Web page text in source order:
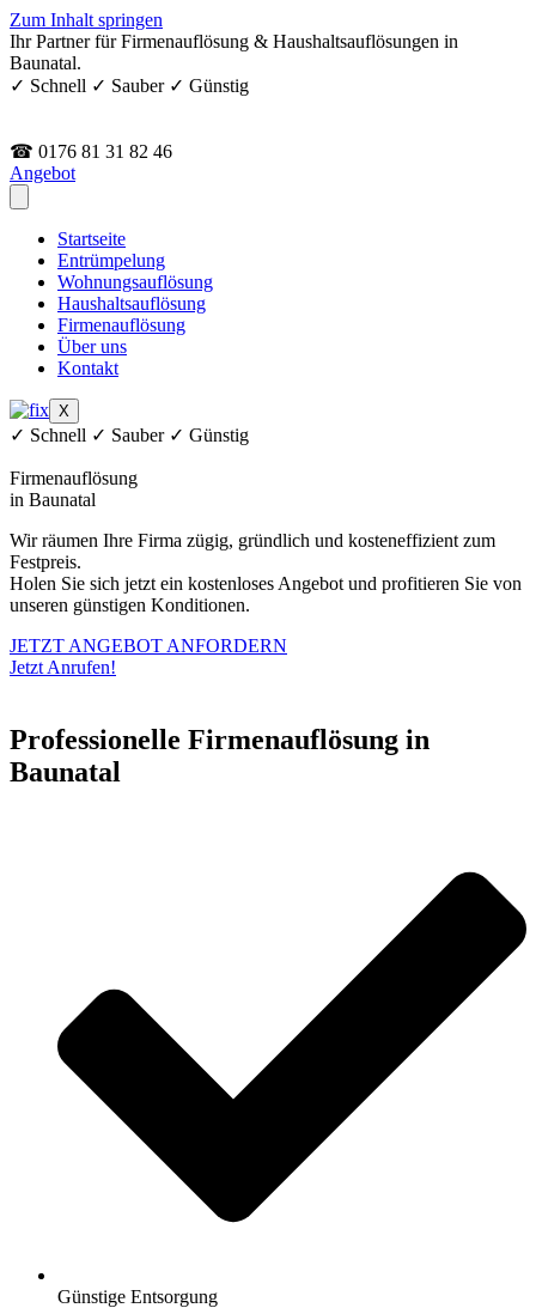
Zum Inhalt springen
Ihr Partner für Firmenauflösung & Haushaltsauflösungen in
Baunatal.
✓ Schnell ✓ Sauber ✓ Günstig
☎ 0176 81 31 82 46
Angebot
Startseite
Entrümpelung
Wohnungsauflösung
Haushaltsauflösung
Firmenauflösung
Über uns
Kontakt
X
✓ Schnell ✓ Sauber ✓ Günstig
Firmenauflösung
in Baunatal
Wir räumen Ihre Firma zügig, gründlich und kosteneffizient zum
Festpreis.
Holen Sie sich jetzt ein kostenloses Angebot und profitieren Sie von
unseren günstigen Konditionen.
JETZT ANGEBOT ANFORDERN
Jetzt Anrufen!
Professionelle Firmenauflösung in
Baunatal
Günstige Entsorgung